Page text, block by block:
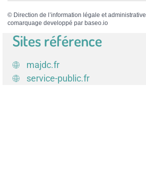
© Direction de l’information légale et administrative
comarquage developpé par baseo.io
Sites référence
majdc.fr
service-public.fr